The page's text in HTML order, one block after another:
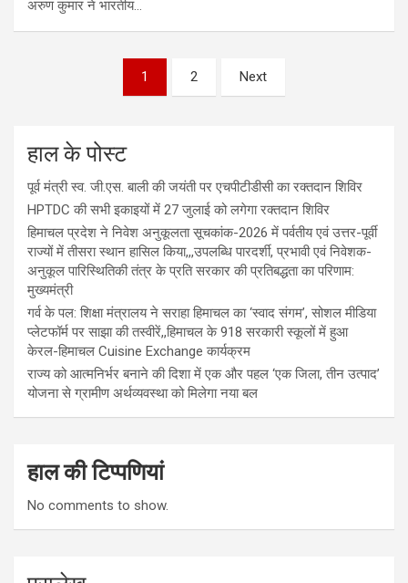
अरुण कुमार ने भारतीय…
1 2 Next
हाल के पोस्ट
पूर्व मंत्री स्व. जी.एस. बाली की जयंती पर एचपीटीडीसी का रक्तदान शिविर
HPTDC की सभी इकाइयों में 27 जुलाई को लगेगा रक्तदान शिविर
हिमाचल प्रदेश ने निवेश अनुकूलता सूचकांक-2026 में पर्वतीय एवं उत्तर-पूर्वी
राज्यों में तीसरा स्थान हासिल किया,,,उपलब्धि पारदर्शी, प्रभावी एवं निवेशक-
अनुकूल पारिस्थितिकी तंत्र के प्रति सरकार की प्रतिबद्धता का परिणाम:
मुख्यमंत्री
गर्व के पल: शिक्षा मंत्रालय ने सराहा हिमाचल का ‘स्वाद संगम’, सोशल मीडिया
प्लेटफॉर्म पर साझा की तस्वीरें,,हिमाचल के 918 सरकारी स्कूलों में हुआ
केरल-हिमाचल Cuisine Exchange कार्यक्रम
राज्य को आत्मनिर्भर बनाने की दिशा में एक और पहल ‘एक जिला, तीन उत्पाद’
योजना से ग्रामीण अर्थव्यवस्था को मिलेगा नया बल
हाल की टिप्पणियां
No comments to show.